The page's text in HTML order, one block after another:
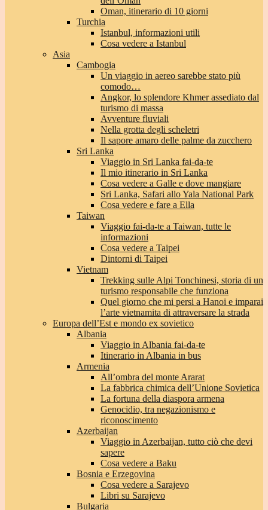
Oman, itinerario di 10 giorni
Turchia
Istanbul, informazioni utili
Cosa vedere a Istanbul
Asia
Cambogia
Un viaggio in aereo sarebbe stato più
comodo…
Angkor, lo splendore Khmer assediato dal
turismo di massa
Avventure fluviali
Nella grotta degli scheletri
Il sapore amaro delle palme da zucchero
Sri Lanka
Viaggio in Sri Lanka fai-da-te
Il mio itinerario in Sri Lanka
Cosa vedere a Galle e dove mangiare
Sri Lanka, Safari allo Yala National Park
Cosa vedere e fare a Ella
Taiwan
Viaggio fai-da-te a Taiwan, tutte le
informazioni
Cosa vedere a Taipei
Dintorni di Taipei
Vietnam
Trekking sulle Alpi Tonchinesi, storia di un
turismo responsabile che funziona
Quel giorno che mi persi a Hanoi e imparai
l’arte vietnamita di attraversare la strada
Europa dell’Est e mondo ex sovietico
Albania
Viaggio in Albania fai-da-te
Itinerario in Albania in bus
Armenia
All’ombra del monte Ararat
La fabbrica chimica dell’Unione Sovietica
La fortuna della diaspora armena
Genocidio, tra negazionismo e
riconoscimento
Azerbaijan
Viaggio in Azerbaijan, tutto ciò che devi
sapere
Cosa vedere a Baku
Bosnia e Erzegovina
Cosa vedere a Sarajevo
Libri su Sarajevo
Bulgaria